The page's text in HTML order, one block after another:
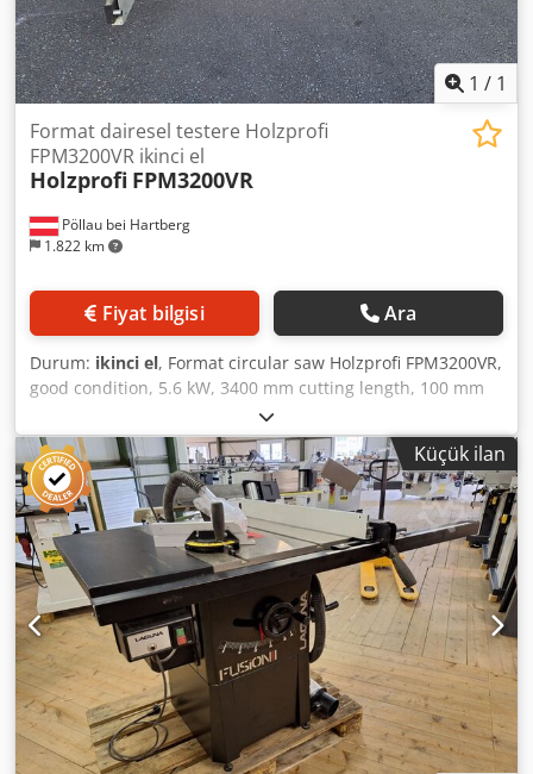
1 / 1
Pöllau bei Hartberg
1.822 km
Format dairesel testere Holzprofi
FPM3200VR ikinci el
Holzprofi FPM3200VR
Fiyat bilgisi Ara
Durum: ikinci el, Format circular saw Holzprofi FPM3200VR,
good condition, 5.6 kW, 3400 mm cutting length, 100 mm
cutting height, 3200 mm sliding table length, 630 kg
Cedpfx Asx H Ufhoqljrf Price subject to change. Errors and
misprints excepted.
Küçük ilan